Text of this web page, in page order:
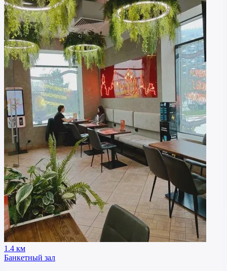
1.4 км
Банкетный зал